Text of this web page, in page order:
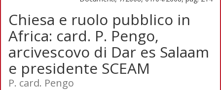
Chiesa e ruolo pubblico in
Africa: card. P. Pengo,
arcivescovo di Dar es Salaam
e presidente SCEAM
P. card. Pengo